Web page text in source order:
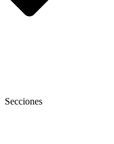
Secciones